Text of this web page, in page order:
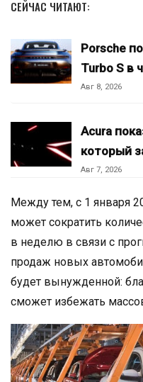
СЕЙЧАС ЧИТАЮТ:
Porsche
Turbo S в
Авг 8, 2026
Acura
который
Авг 7, 2026
Между тем, с 1 января
может сократить
в неделю в связи с
продаж новых
будет вынужденной:
сможет избежать